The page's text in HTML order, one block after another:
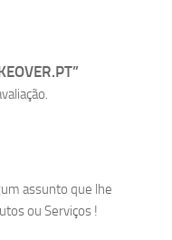
assunto que lhe
ou Serviços !